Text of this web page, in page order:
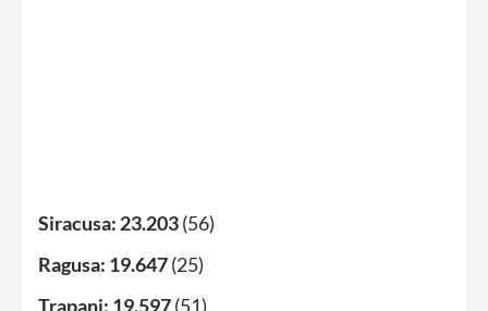
Siracusa: 23.203(56)
Ragusa: 19.647(25)
Trapani: 19.597(51)